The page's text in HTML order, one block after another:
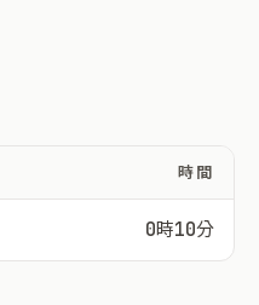
時間
0時10分